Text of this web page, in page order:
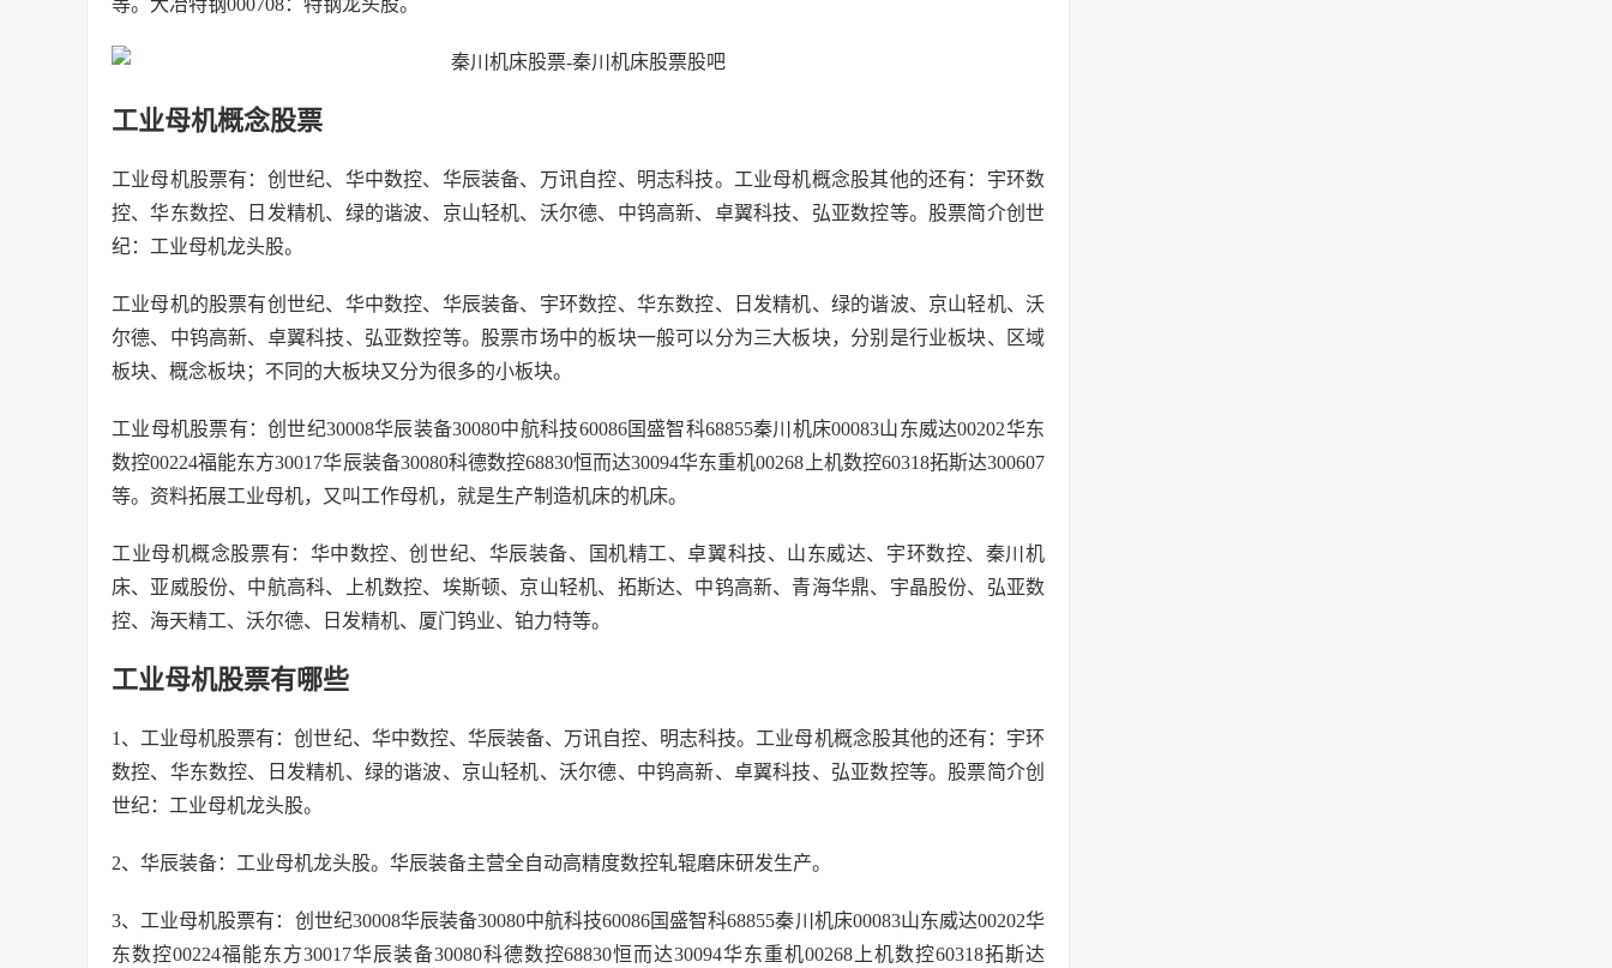
等。大冶特钢000708：特钢龙头股。
工业母机概念股票
工业母机股票有：创世纪、华中数控、华辰装备、万讯自控、明志科技。工业母机概念股其他的还有：宇环数
控、华东数控、日发精机、绿的谐波、京山轻机、沃尔德、中钨高新、卓翼科技、弘亚数控等。股票简介创世
纪：工业母机龙头股。
工业母机的股票有创世纪、华中数控、华辰装备、宇环数控、华东数控、日发精机、绿的谐波、京山轻机、沃
尔德、中钨高新、卓翼科技、弘亚数控等。股票市场中的板块一般可以分为三大板块，分别是行业板块、区域
板块、概念板块；不同的大板块又分为很多的小板块。
工业母机股票有：创世纪30008华辰装备30080中航科技60086国盛智科68855秦川机床00083山东威达00202华东
数控00224福能东方30017华辰装备30080科德数控68830恒而达30094华东重机00268上机数控60318拓斯达300607
等。资料拓展工业母机，又叫工作母机，就是生产制造机床的机床。
工业母机概念股票有：华中数控、创世纪、华辰装备、国机精工、卓翼科技、山东威达、宇环数控、秦川机
床、亚威股份、中航高科、上机数控、埃斯顿、京山轻机、拓斯达、中钨高新、青海华鼎、宇晶股份、弘亚数
控、海天精工、沃尔德、日发精机、厦门钨业、铂力特等。
工业母机股票有哪些
1、工业母机股票有：创世纪、华中数控、华辰装备、万讯自控、明志科技。工业母机概念股其他的还有：宇环
数控、华东数控、日发精机、绿的谐波、京山轻机、沃尔德、中钨高新、卓翼科技、弘亚数控等。股票简介创
世纪：工业母机龙头股。
2、华辰装备：工业母机龙头股。华辰装备主营全自动高精度数控轧辊磨床研发生产。
3、工业母机股票有：创世纪30008华辰装备30080中航科技60086国盛智科68855秦川机床00083山东威达00202华
东数控00224福能东方30017华辰装备30080科德数控68830恒而达30094华东重机00268上机数控60318拓斯达